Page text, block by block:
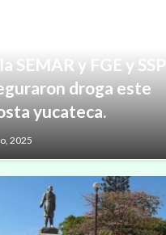
SEMAR y FGE y SSP
droga este
yucateca.
2025